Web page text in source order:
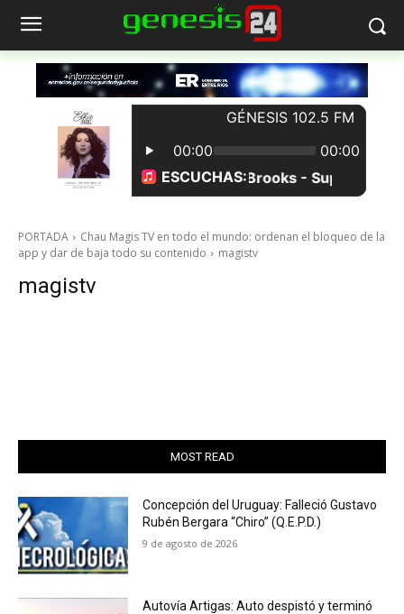
PORTADA
Chau Magis TV en todo el mundo: ordenan el bloqueo de la
app y dar de baja todo su contenido
magistv
magistv
MOST READ
Concepción del Uruguay: Falleció Gustavo
Rubén Bergara “Chiro” (Q.E.P.D.)
9 de agosto de 2026
Autovía Artigas: Auto despistó y terminó